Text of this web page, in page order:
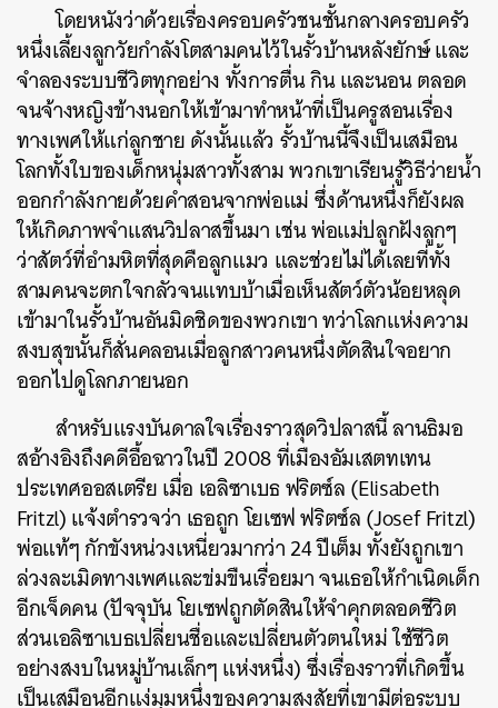
โดยหนังว่าด้วยเรื่องครอบครัวชนชั้นกลางครอบครัว
หนึ่งเลี้ยงลูกวัยกำลังโตสามคนไว้ในรั้วบ้านหลังยักษ์ และ
จำลองระบบชีวิตทุกอย่าง ทั้งการตื่น กิน และนอน ตลอด
จนจ้างหญิงข้างนอกให้เข้ามาทำหน้าที่เป็นครูสอนเรื่อง
ทางเพศให้แก่ลูกชาย ดังนั้นแล้ว รั้วบ้านนี้จึงเป็นเสมือน
โลกทั้งใบของเด็กหนุ่มสาวทั้งสาม พวกเขาเรียนรู้วิธีว่ายน้ำ
ออกกำลังกายด้วยคำสอนจากพ่อแม่ ซึ่งด้านหนึ่งก็ยังผล
ให้เกิดภาพจำแสนวิปลาสขึ้นมา เช่น พ่อแม่ปลูกฝังลูกๆ
ว่าสัตว์ที่อำมหิตที่สุดคือลูกแมว และช่วยไม่ได้เลยที่ทั้ง
สามคนจะตกใจกลัวจนแทบบ้าเมื่อเห็นสัตว์ตัวน้อยหลุด
เข้ามาในรั้วบ้านอันมิดชิดของพวกเขา ทว่าโลกแห่งความ
สงบสุขนั้นก็สั่นคลอนเมื่อลูกสาวคนหนึ่งตัดสินใจอยาก
ออกไปดูโลกภายนอก
สำหรับแรงบันดาลใจเรื่องราวสุดวิปลาสนี้ ลานธิมอ
สอ้างอิงถึงคดีอื้อฉาวในปี 2008 ที่เมืองอัมเสตทเทน
ประเทศออสเตรีย เมื่อ เอลิซาเบธ ฟริตซ์ล (Elisabeth
Fritzl) แจ้งตำรวจว่า เธอถูก โยเซฟ ฟริตซ์ล (Josef Fritzl)
พ่อแท้ๆ กักขังหน่วงเหนี่ยวมากว่า 24 ปีเต็ม ทั้งยังถูกเขา
ล่วงละเมิดทางเพศและข่มขืนเรื่อยมา จนเธอให้กำเนิดเด็ก
อีกเจ็ดคน (ปัจจุบัน โยเซฟถูกตัดสินให้จำคุกตลอดชีวิต
ส่วนเอลิซาเบธเปลี่ยนชื่อและเปลี่ยนตัวตนใหม่ ใช้ชีวิต
อย่างสงบในหมู่บ้านเล็กๆ แห่งหนึ่ง) ซึ่งเรื่องราวที่เกิดขึ้น
เป็นเสมือนอีกแง่มุมหนึ่งของความสงสัยที่เขามีต่อระบบ